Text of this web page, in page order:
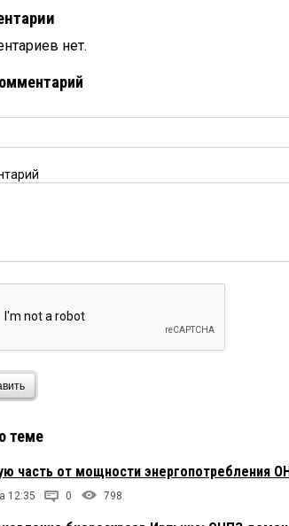
нет.
теме
часть от мощности энергопотребления
12:35 0 798